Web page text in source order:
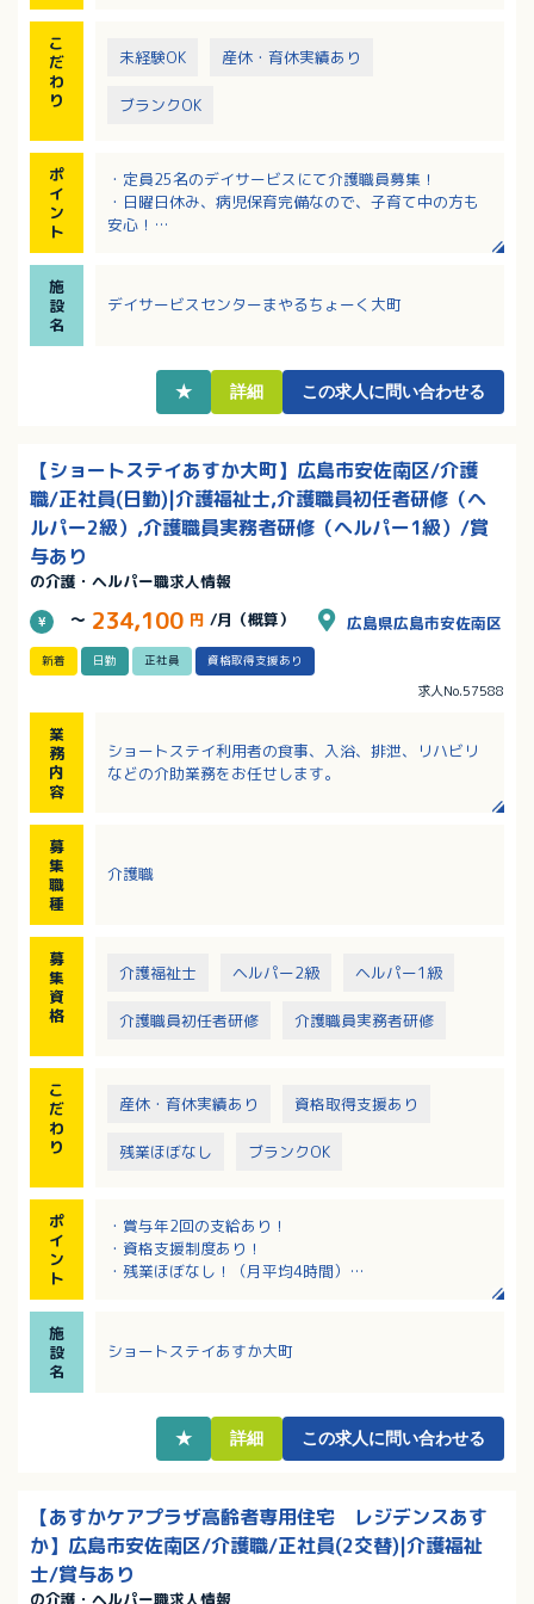
こ
だ
わ
り
未経験OK 産休・育休実績あり
ブランクOK
ポ
イ
ン
ト
・定員25名のデイサービスにて介護職員募集！
・日曜日休み、病児保育完備なので、子育て中の方も
安心！
・最寄り駅からも徒歩1分とアクセス良好です！
施
設
名
デイサービスセンターまやるちょーく大町
★ 詳細 この求人に問い合わせる
【ショートステイあすか大町】広島市安佐南区/介護
職/正社員(日勤)|介護福祉士,介護職員初任者研修（ヘ
ルパー2級）,介護職員実務者研修（ヘルパー1級）/賞
与あり
の介護・ヘルパー職求人情報
～ 234,100 円 /月（概算） 広島県広島市安佐南区
新着 日勤 正社員 資格取得支援あり
求人No.57588
業
務
内
容
ショートステイ利用者の食事、入浴、排泄、リハビリ
などの介助業務をお任せします。
募
集
職
種
介護職
募
集
資
格
介護福祉士 ヘルパー2級 ヘルパー1級
介護職員初任者研修 介護職員実務者研修
こ
だ
わ
り
産休・育休実績あり 資格取得支援あり
残業ほぼなし ブランクOK
ポ
イ
ン
ト
・賞与年2回の支給あり！
・資格支援制度あり！
・残業ほぼなし！（月平均4時間）
施
設
名
ショートステイあすか大町
★ 詳細 この求人に問い合わせる
【あすかケアプラザ高齢者専用住宅 レジデンスあす
か】広島市安佐南区/介護職/正社員(2交替)|介護福祉
士/賞与あり
の介護・ヘルパー職求人情報